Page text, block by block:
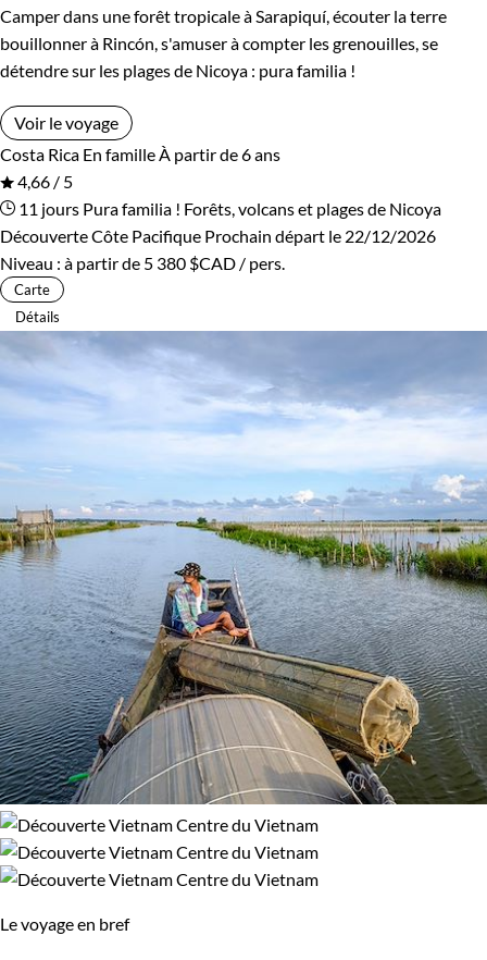
Camper dans une forêt tropicale à Sarapiquí, écouter la terre
bouillonner à Rincón, s'amuser à compter les grenouilles, se
détendre sur les plages de Nicoya : pura familia !
Voir le voyage
Costa Rica En famille À partir de 6 ans
4,66 / 5
11 jours Pura familia ! Forêts, volcans et plages de Nicoya
Découverte Côte Pacifique Prochain départ le 22/12/2026
Niveau : à partir de 5 380 $CAD / pers.
Carte
Détails
Le voyage en bref